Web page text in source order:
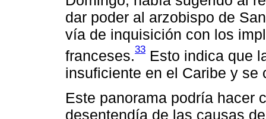
dar poder al arzobispo de
vía de inquisición con los
franceses.33 Esto indica que
insuficiente en el Caribe y se
Este panorama podría hacer
desentendía de las causas